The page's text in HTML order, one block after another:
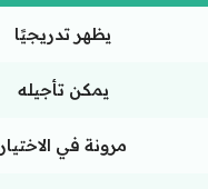
يظهر تدريجيًا
يمكن تأجيله
مرونة في الاختيار